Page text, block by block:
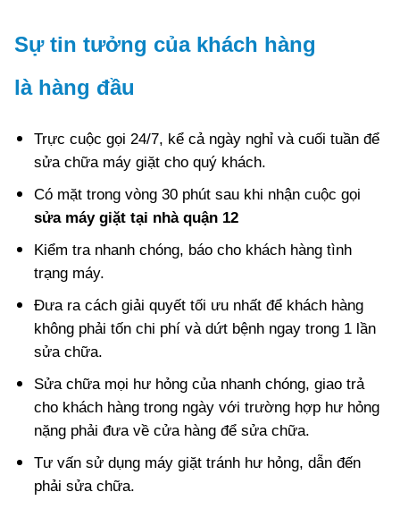
Sự tin tưởng của khách hàng
là hàng đầu
Trực cuộc gọi 24/7, kể cả ngày nghỉ và cuối tuần để
sửa chữa máy giặt cho quý khách.
Có mặt trong vòng 30 phút sau khi nhận cuộc gọi
sửa máy giặt tại nhà quận 12
Kiểm tra nhanh chóng, báo cho khách hàng tình
trạng máy.
Đưa ra cách giải quyết tối ưu nhất để khách hàng
không phải tốn chi phí và dứt bệnh ngay trong 1 lần
sửa chữa.
Sửa chữa mọi hư hỏng của nhanh chóng, giao trả
cho khách hàng trong ngày với trường hợp hư hỏng
nặng phải đưa về cửa hàng để sửa chữa.
Tư vấn sử dụng máy giặt tránh hư hỏng, dẫn đến
phải sửa chữa.